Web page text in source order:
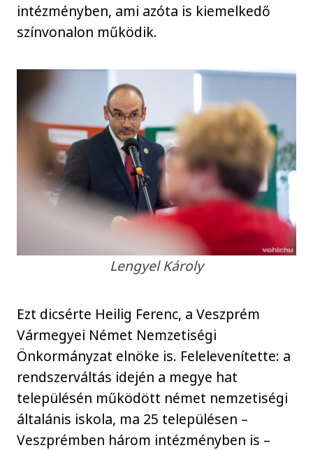
intézményben, ami azóta is kiemelkedő
színvonalon működik.
Lengyel Károly
Ezt dicsérte Heilig Ferenc, a Veszprém
Vármegyei Német Nemzetiségi
Önkormányzat elnöke is. Felelevenítette: a
rendszerváltás idején a megye hat
településén működött német nemzetiségi
általánis iskola, ma 25 településen –
Veszprémben három intézményben is –